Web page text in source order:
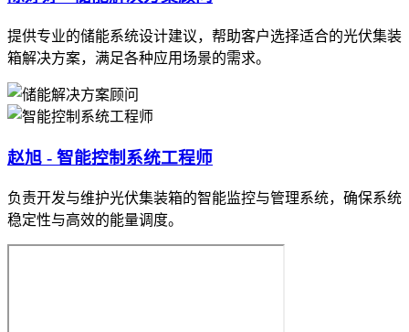
提供专业的储能系统设计建议，帮助客户选择适合的光伏集装
箱解决方案，满足各种应用场景的需求。
赵旭 - 智能控制系统工程师
负责开发与维护光伏集装箱的智能监控与管理系统，确保系统
稳定性与高效的能量调度。